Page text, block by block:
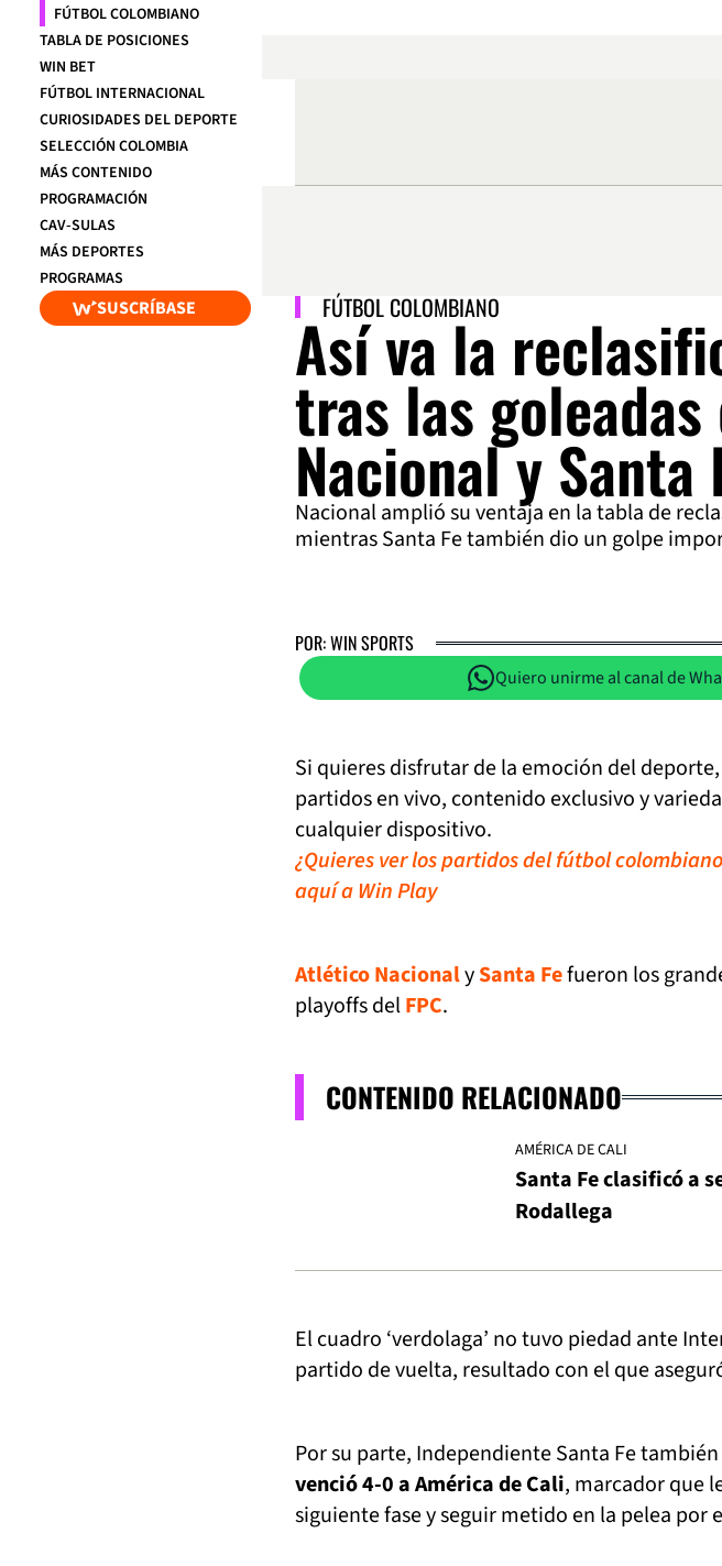
FÚTBOL COLOMBIANO
TABLA DE POSICIONES
WIN BET
FÚTBOL INTERNACIONAL
CURIOSIDADES DEL DEPORTE
SELECCIÓN COLOMBIA
MÁS CONTENIDO
PROGRAMACIÓN
CAV-SULAS
MÁS DEPORTES
PROGRAMAS
SUSCRÍBASE FÚTBOL COLOMBIANO
Así va la
tras las goleadas
Nacional y Santa
Nacional amplió su ventaja en la tabla de
mientras Santa Fe también dio un golpe
POR: WIN SPORTS
Quiero unirme al canal de
Si quieres disfrutar de la emoción del
partidos en vivo, contenido exclusivo y
cualquier dispositivo.
¿Quieres ver los partidos del fútbol
aquí a Win Play
Atlético NacionalySanta Fefueron los
playoffs delFPC.
CONTENIDO RELACIONADO
AMÉRICA DE CALI
Santa Fe clasificó a
Rodallega
El cuadro ‘verdolaga’ no tuvo piedad ante
partido de vuelta, resultado con el que
Por su parte, Independiente Santa Fe
venció 4-0 a América de Cali, marcador que
siguiente fase y seguir metido en la pelea por